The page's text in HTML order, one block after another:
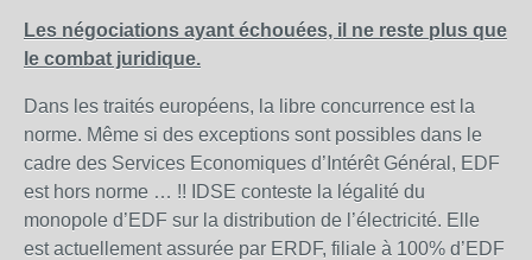
Les négociations ayant échouées, il ne reste plus que
le combat juridique.
Dans les traités européens, la libre concurrence est la
norme. Même si des exceptions sont possibles dans le
cadre des Services Economiques d’Intérêt Général, EDF
est hors norme … !! IDSE conteste la légalité du
monopole d’EDF sur la distribution de l’électricité. Elle
est actuellement assurée par ERDF, filiale à 100% d’EDF